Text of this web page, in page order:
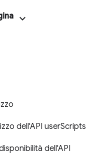
dell'API userScripts
dell'API